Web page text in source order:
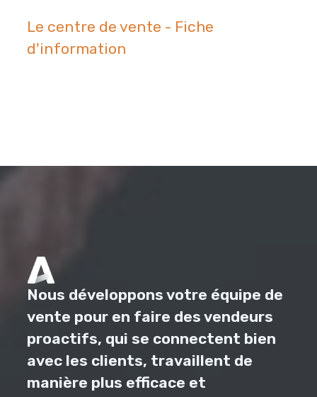
Le centre de vente - Fiche
d'information
Nous développons votre équipe de
vente pour en faire des vendeurs
proactifs, qui se connectent bien
avec les clients, travaillent de
manière plus efficace et